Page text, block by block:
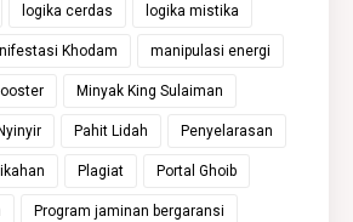
logika cerdas logika mistika
Khodam manipulasi energi
Minyak King Sulaiman
Pahit Lidah Penyelarasan
Plagiat Portal Ghoib
Program jaminan bergaransi